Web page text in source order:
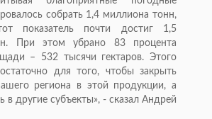
собрать 1,4 миллиона тонн,
показатель почти достиг 1,5
При этом убрано 83 процента
– 532 тысячи гектаров. Этого
для того, чтобы закрыть
региона в этой продукции, а
в другие субъекты», - сказал Андрей